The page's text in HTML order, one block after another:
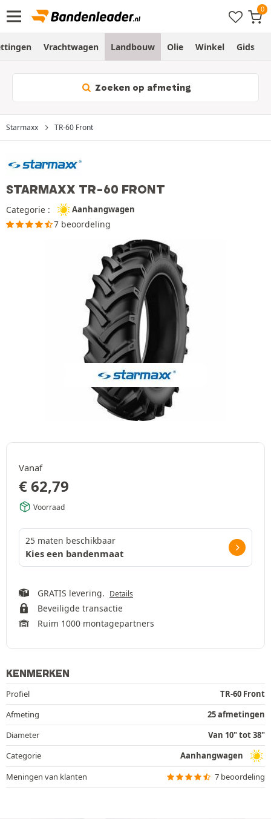
Vrachtwagen Landbouw Olie Winkel Gids
Zoeken op afmeting
Starmaxx TR-60 Front
STARMAXX TR-60 FRONT
Categorie : Aanhangwagen
7 beoordeling
Vanaf
€62,79
Voorraad
25 maten beschikbaar
Kies een bandenmaat
GRATIS levering. Details
Beveiligde transactie
Ruim 1000 montagepartners
KENMERKEN
Profiel
TR-60 Front
Afmeting
25 afmetingen
Diameter
Van 10" tot 38"
Categorie
Aanhangwagen
Meningen van klanten
7 beoordeling